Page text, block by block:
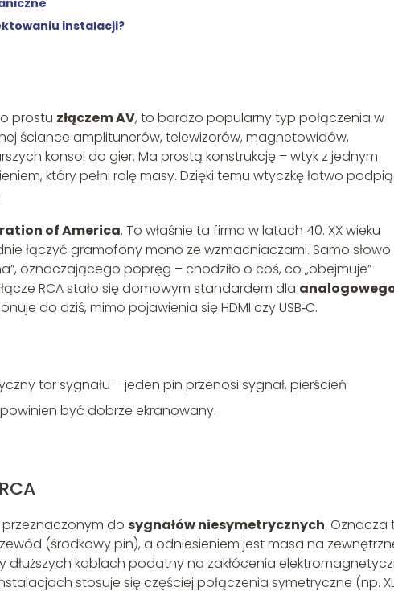
instalacji?
prostu złączem AV, to bardzo popularny typ połączenia w
ściance amplitunerów, telewizorów, magnetowidów,
konsol do gier. Ma prostą konstrukcję – wtyk z jednym
który pełni rolę masy. Dzięki temu wtyczkę łatwo
of America. To właśnie ta firma w latach 40. XX wieku
łączyć gramofony mono ze wzmacniaczami. Samo słowo
oznaczającego popręg – chodziło o coś, co „obejmuje”
RCA stało się domowym standardem dla
do dziś, mimo pojawienia się HDMI czy USB‑C.
tor sygnału – jeden pin przenosi sygnał, pierścień
być dobrze ekranowany.
przeznaczonym do sygnałów niesymetrycznych. Oznacza
(środkowy pin), a odniesieniem jest masa na
dłuższych kablach podatny na zakłócenia
stosuje się częściej połączenia symetryczne (np.